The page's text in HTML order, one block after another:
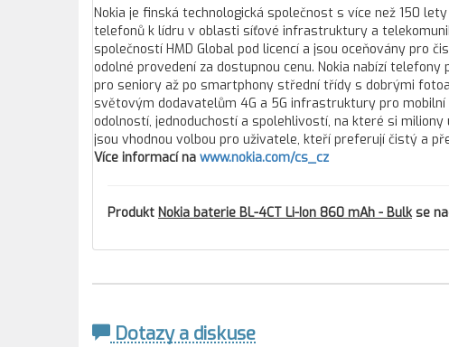
Nokia je finská technologická společnost s více než 150
telefonů k lídru v oblasti síťové infrastruktury a
společností HMD Global pod licencí a jsou oceňovány pro
odolné provedení za dostupnou cenu. Nokia nabízí
pro seniory až po smartphony střední třídy s dobrými
světovým dodavatelům 4G a 5G infrastruktury pro
odolností, jednoduchostí a spolehlivostí, na které si
jsou vhodnou volbou pro uživatele, kteří preferují čistý a
Více informací na www.nokia.com/cs_cz
Produkt Nokia baterie BL-4CT Li-Ion 860 mAh - Bulkse
Dotazy a diskuse